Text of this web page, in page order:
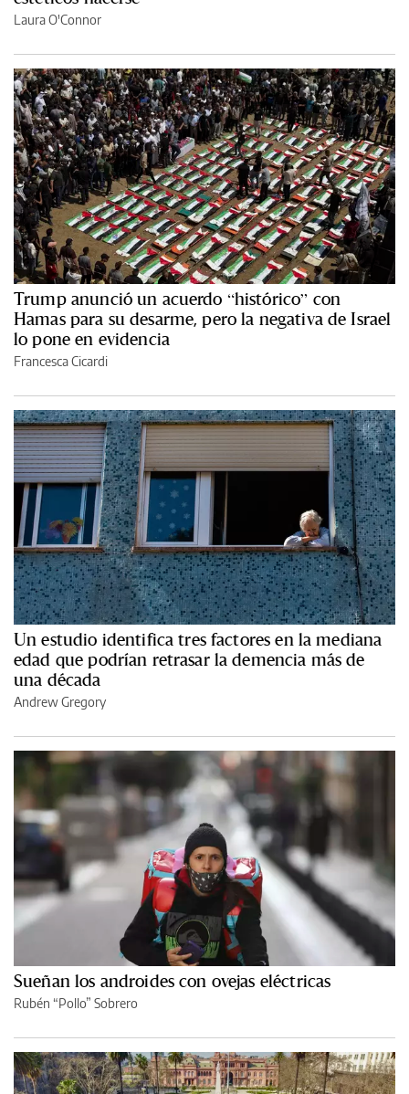
Laura O'Connor
Trump anunció un acuerdo “histórico” con
Hamas para su desarme, pero la negativa de Israel
lo pone en evidencia
Francesca Cicardi
Un estudio identifica tres factores en la mediana
edad que podrían retrasar la demencia más de
una década
Andrew Gregory
Sueñan los androides con ovejas eléctricas
Rubén “Pollo” Sobrero